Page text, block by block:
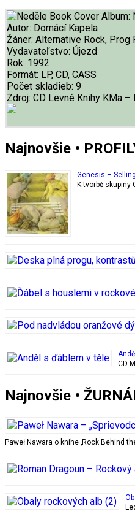
Album:
Autor: Domácí Kapela
Žáner: Alternative Rock, Prog
Vydavateľstvo: Újezd
Rok: 1992
Formát: LP, CD, CASS
Počet skladieb: 9
Zdroj: CD Levné Knihy KMa
Najnovšie •
Genesis –
K tvorbě skupiny
CD
Najnovšie •
Paweł Nawara o knihe ‚Rock Behind